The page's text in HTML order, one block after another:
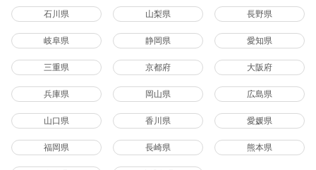
石川県 山梨県 長野県
岐阜県 静岡県 愛知県
三重県 京都府 大阪府
兵庫県 岡山県 広島県
山口県 香川県 愛媛県
福岡県 長崎県 熊本県